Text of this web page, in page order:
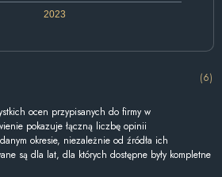
2023
(6)
ocen przypisanych do firmy w
pokazuje łączną liczbę opinii
okresie, niezależnie od źródła ich
są dla lat, dla których dostępne były kompletne